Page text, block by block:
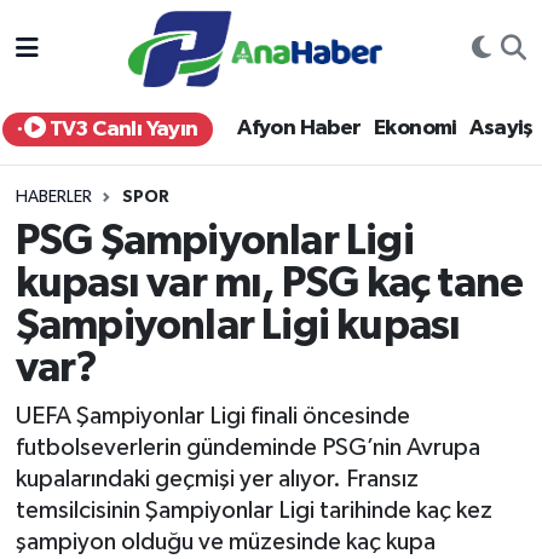
TV3 Canlı Yayın Afyon Haber Ekonomi Asayiş
HABERLER SPOR
PSG Şampiyonlar Ligi
kupası var mı, PSG kaç tane
Şampiyonlar Ligi kupası
var?
UEFA Şampiyonlar Ligi finali öncesinde
futbolseverlerin gündeminde PSG’nin Avrupa
kupalarındaki geçmişi yer alıyor. Fransız
temsilcisinin Şampiyonlar Ligi tarihinde kaç kez
şampiyon olduğu ve müzesinde kaç kupa
Yurt Haber
Afyon Haber
Siyaset
Spor
Sağlık
Teknoloji
Afyonkarahisar Nöbetçi Eczaneler
Afyonkarahisar Hava Durumu
Afyonkarahisar Trafik Yoğunluk Haritası
Süper Lig Puan Durumu ve Fikstür
Son Dakika Haberleri
Haber Arşivi